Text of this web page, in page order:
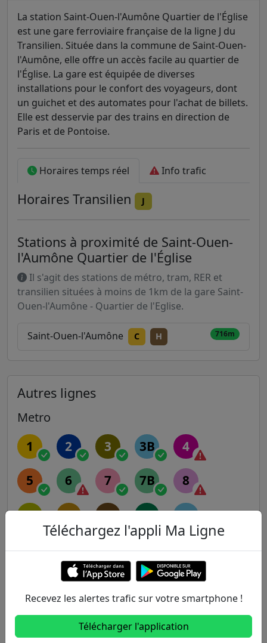
La station Saint-Ouen-l'Aumône Quartier de l'Église
est une gare ferroviaire française de la ligne J du
Transilien. Située dans la commune de Saint-Ouen-
l'Aumône, elle offre un accès facile au quartier de
l'Église. La gare est équipée de diverses
installations pour le confort des voyageurs, dont
un guichet et des automates pour l'achat de billets.
Elle est desservie par des trains en direction de
Paris et de Pontoise.
Horaires temps réel Info trafic
Horaires Transilien J
Stations à proximité de Saint-Ouen-
l'Aumône Quartier de l'Église
Il s'agit des stations de métro, tram, RER et
transilien situées à moins de 1km de la gare Saint-
Ouen-l'Aumône - Quartier de l'Eglise.
Saint-Ouen-l'Aumône C H 716m
Autres lignes
Metro
1 2 3 3B 4
5 6 7 7B 8
9 10 11 12 13
14
A B C D E
Téléchargez l'appli Ma Ligne
Recevez les alertes trafic sur votre smartphone !
Télécharger l'application